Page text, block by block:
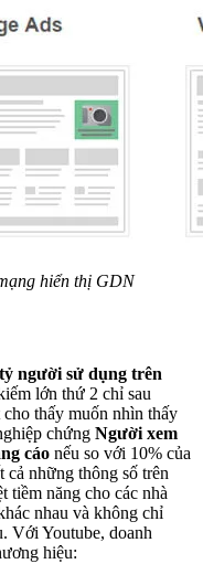
hiển thị GDN
người sử dụng trên
lớn thứ 2 chỉ sau
thấy muốn nhìn thấy
chứng Người xem
cáo nếu so với 10% của
cả những thông số trên
tiềm năng cho các nhà
nhau và không chỉ
Với Youtube, doanh
hiệu: